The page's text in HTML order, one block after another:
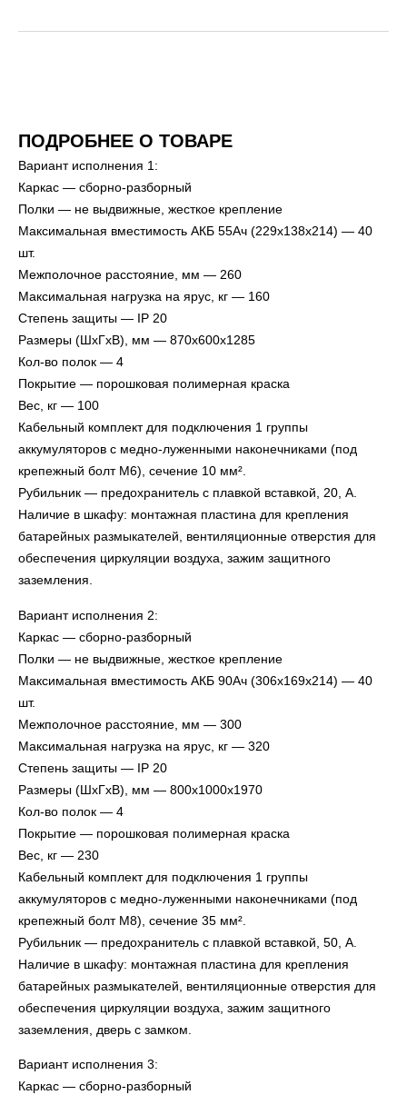
ПОДРОБНЕЕ О ТОВАРЕ
Вариант исполнения 1:
Каркас — сборно-разборный
Полки — не выдвижные, жесткое крепление
Максимальная вместимость АКБ 55Ач (229х138х214) — 40
шт.
Межполочное расстояние, мм — 260
Максимальная нагрузка на ярус, кг — 160
Степень защиты — IP 20
Размеры (ШxГxВ), мм — 870х600х1285
Кол-во полок — 4
Покрытие — порошковая полимерная краска
Вес, кг — 100
Кабельный комплект для подключения 1 группы
аккумуляторов с медно-луженными наконечниками (под
крепежный болт М6), сечение 10 мм².
Рубильник — предохранитель с плавкой вставкой, 20, А.
Наличие в шкафу: монтажная пластина для крепления
батарейных размыкателей, вентиляционные отверстия для
обеспечения циркуляции воздуха, зажим защитного
заземления.
Вариант исполнения 2:
Каркас — сборно-разборный
Полки — не выдвижные, жесткое крепление
Максимальная вместимость АКБ 90Ач (306х169х214) — 40
шт.
Межполочное расстояние, мм — 300
Максимальная нагрузка на ярус, кг — 320
Степень защиты — IP 20
Размеры (ШxГxВ), мм — 800х1000х1970
Кол-во полок — 4
Покрытие — порошковая полимерная краска
Вес, кг — 230
Кабельный комплект для подключения 1 группы
аккумуляторов с медно-луженными наконечниками (под
крепежный болт М8), сечение 35 мм².
Рубильник — предохранитель с плавкой вставкой, 50, А.
Наличие в шкафу: монтажная пластина для крепления
батарейных размыкателей, вентиляционные отверстия для
обеспечения циркуляции воздуха, зажим защитного
заземления, дверь с замком.
Вариант исполнения 3:
Каркас — сборно-разборный